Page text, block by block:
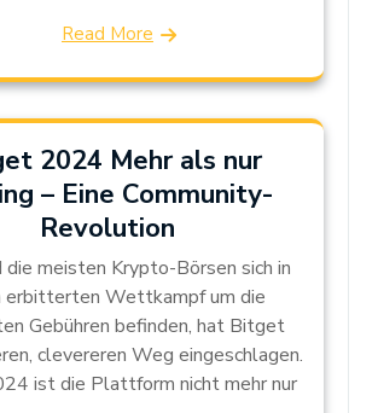
Read More
2024 Mehr als nur
– Eine Community-
Revolution
die meisten Krypto-Börsen sich in
erbitterten Wettkampf um die
Gebühren befinden, hat Bitget
clevereren Weg eingeschlagen.
ist die Plattform nicht mehr nur